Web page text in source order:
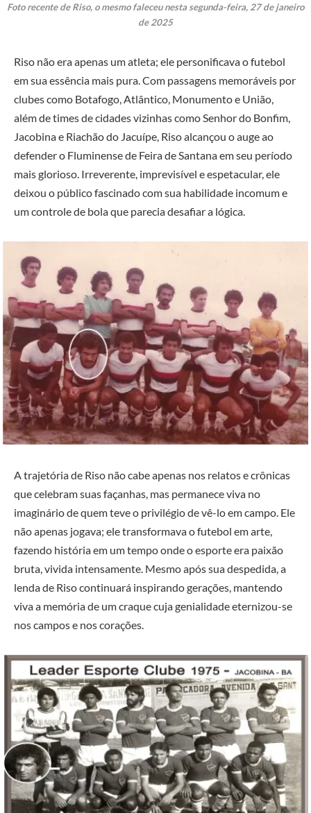
Foto recente de Riso, o mesmo faleceu nesta segunda-feira, 27 de janeiro
de 2025
Riso não era apenas um atleta; ele personificava o futebol
em sua essência mais pura. Com passagens memoráveis por
clubes como Botafogo, Atlântico, Monumento e União,
além de times de cidades vizinhas como Senhor do Bonfim,
Jacobina e Riachão do Jacuípe, Riso alcançou o auge ao
defender o Fluminense de Feira de Santana em seu período
mais glorioso. Irreverente, imprevisível e espetacular, ele
deixou o público fascinado com sua habilidade incomum e
um controle de bola que parecia desafiar a lógica.
A trajetória de Riso não cabe apenas nos relatos e crônicas
que celebram suas façanhas, mas permanece viva no
imaginário de quem teve o privilégio de vê-lo em campo. Ele
não apenas jogava; ele transformava o futebol em arte,
fazendo história em um tempo onde o esporte era paixão
bruta, vivida intensamente. Mesmo após sua despedida, a
lenda de Riso continuará inspirando gerações, mantendo
viva a memória de um craque cuja genialidade eternizou-se
nos campos e nos corações.